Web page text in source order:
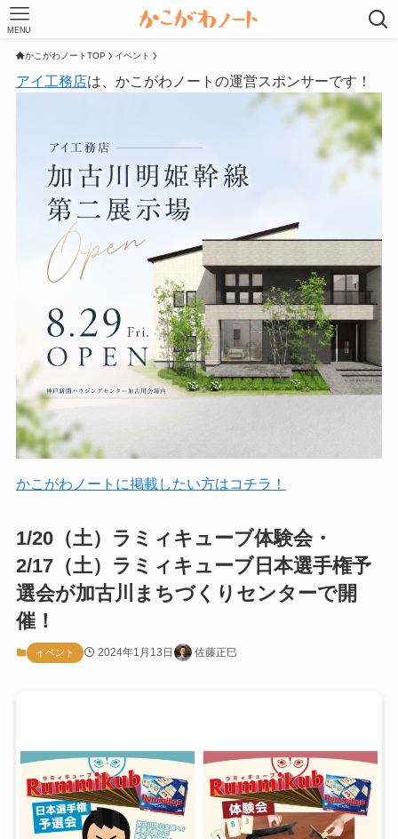
MENU
かこがわノートTOP イベント
アイ工務店は、かこがわノートの運営スポンサーです！
かこがわノートに掲載したい方はコチラ！
1/20（土）ラミィキューブ体験会・
2/17（土）ラミィキューブ日本選手権予
選会が加古川まちづくりセンターで開
催！
イベント 2024年1月13日 佐藤正巳